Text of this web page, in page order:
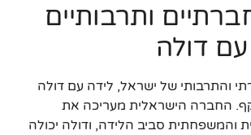
ותרבותיים
דולה
והתרבותי של ישראל, לידה עם דולה
החברה הישראלית מעריכה את
והמשפחתית סביב הלידה, ודולה יכולה